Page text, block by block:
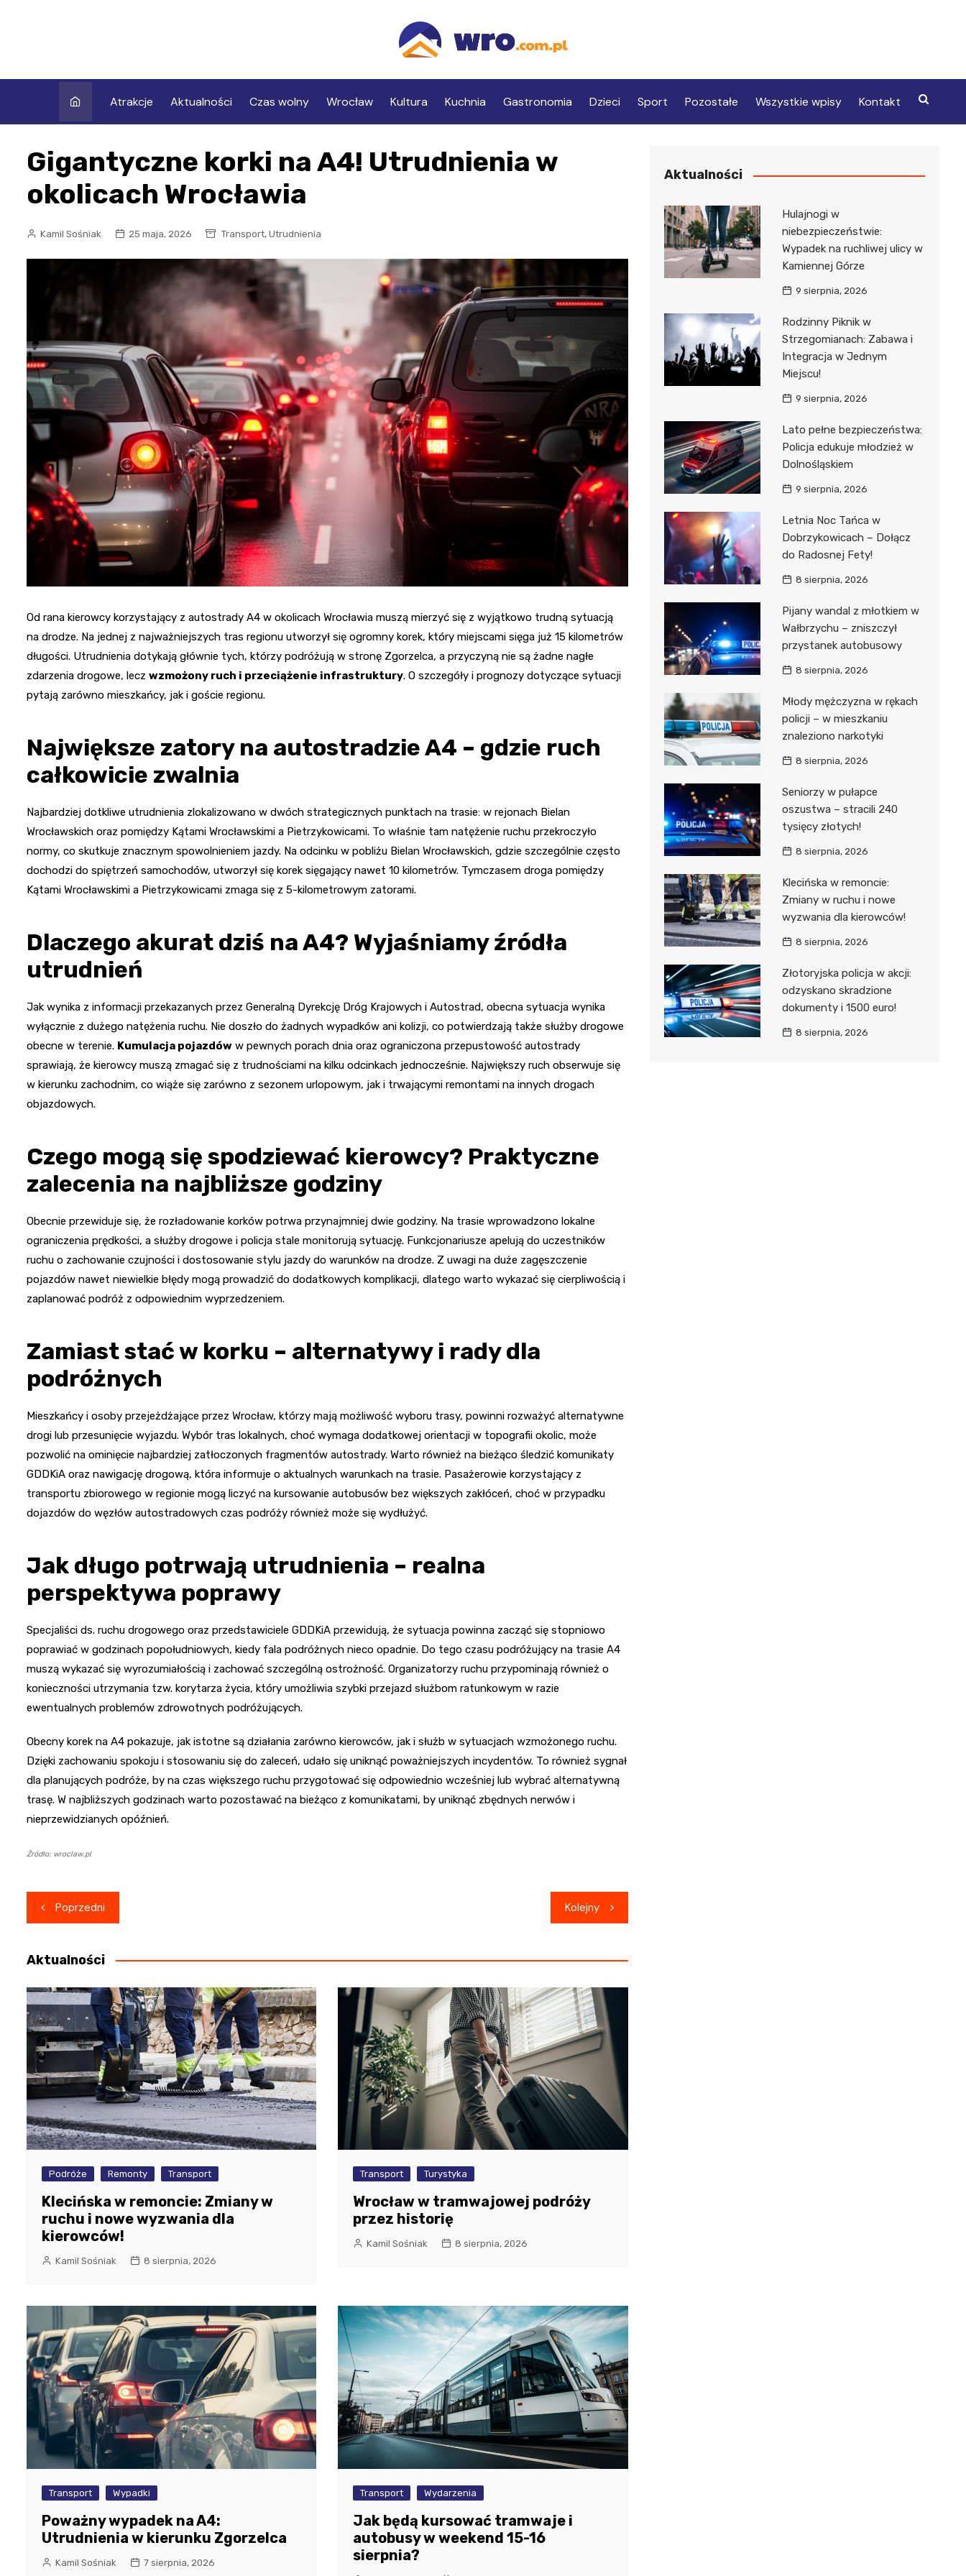
Atrakcje Aktualności Czas wolny Wrocław Kultura Kuchnia Gastronomia Dzieci Sport Pozostałe Wszystkie wpisy Kontakt
Gigantyczne korki na A4! Utrudnienia w
okolicach Wrocławia
Kamil Sośniak 25 maja, 2026 Transport, Utrudnienia
Od rana kierowcy korzystający z autostrady A4 w okolicach Wrocławia muszą mierzyć się z wyjątkowo trudną sytuacją
na drodze. Na jednej z najważniejszych tras regionu utworzył się ogromny korek, który miejscami sięga już 15 kilometrów
długości. Utrudnienia dotykają głównie tych, którzy podróżują w stronę Zgorzelca, a przyczyną nie są żadne nagłe
zdarzenia drogowe, lecz wzmożony ruch i przeciążenie infrastruktury. O szczegóły i prognozy dotyczące sytuacji
pytają zarówno mieszkańcy, jak i goście regionu.
Największe zatory na autostradzie A4 – gdzie ruch
całkowicie zwalnia
Najbardziej dotkliwe utrudnienia zlokalizowano w dwóch strategicznych punktach na trasie: w rejonach Bielan
Wrocławskich oraz pomiędzy Kątami Wrocławskimi a Pietrzykowicami. To właśnie tam natężenie ruchu przekroczyło
normy, co skutkuje znacznym spowolnieniem jazdy. Na odcinku w pobliżu Bielan Wrocławskich, gdzie szczególnie często
dochodzi do spiętrzeń samochodów, utworzył się korek sięgający nawet 10 kilometrów. Tymczasem droga pomiędzy
Kątami Wrocławskimi a Pietrzykowicami zmaga się z 5-kilometrowym zatorami.
Dlaczego akurat dziś na A4? Wyjaśniamy źródła
utrudnień
Jak wynika z informacji przekazanych przez Generalną Dyrekcję Dróg Krajowych i Autostrad, obecna sytuacja wynika
wyłącznie z dużego natężenia ruchu. Nie doszło do żadnych wypadków ani kolizji, co potwierdzają także służby drogowe
obecne w terenie. Kumulacja pojazdów w pewnych porach dnia oraz ograniczona przepustowość autostrady
sprawiają, że kierowcy muszą zmagać się z trudnościami na kilku odcinkach jednocześnie. Największy ruch obserwuje się
w kierunku zachodnim, co wiąże się zarówno z sezonem urlopowym, jak i trwającymi remontami na innych drogach
objazdowych.
Czego mogą się spodziewać kierowcy? Praktyczne
zalecenia na najbliższe godziny
Obecnie przewiduje się, że rozładowanie korków potrwa przynajmniej dwie godziny. Na trasie wprowadzono lokalne
ograniczenia prędkości, a służby drogowe i policja stale monitorują sytuację. Funkcjonariusze apelują do uczestników
ruchu o zachowanie czujności i dostosowanie stylu jazdy do warunków na drodze. Z uwagi na duże zagęszczenie
pojazdów nawet niewielkie błędy mogą prowadzić do dodatkowych komplikacji, dlatego warto wykazać się cierpliwością i
zaplanować podróż z odpowiednim wyprzedzeniem.
Zamiast stać w korku – alternatywy i rady dla
podróżnych
Mieszkańcy i osoby przejeżdżające przez Wrocław, którzy mają możliwość wyboru trasy, powinni rozważyć alternatywne
drogi lub przesunięcie wyjazdu. Wybór tras lokalnych, choć wymaga dodatkowej orientacji w topografii okolic, może
pozwolić na ominięcie najbardziej zatłoczonych fragmentów autostrady. Warto również na bieżąco śledzić komunikaty
GDDKiA oraz nawigację drogową, która informuje o aktualnych warunkach na trasie. Pasażerowie korzystający z
transportu zbiorowego w regionie mogą liczyć na kursowanie autobusów bez większych zakłóceń, choć w przypadku
dojazdów do węzłów autostradowych czas podróży również może się wydłużyć.
Jak długo potrwają utrudnienia – realna
perspektywa poprawy
Specjaliści ds. ruchu drogowego oraz przedstawiciele GDDKiA przewidują, że sytuacja powinna zacząć się stopniowo
poprawiać w godzinach popołudniowych, kiedy fala podróżnych nieco opadnie. Do tego czasu podróżujący na trasie A4
muszą wykazać się wyrozumiałością i zachować szczególną ostrożność. Organizatorzy ruchu przypominają również o
konieczności utrzymania tzw. korytarza życia, który umożliwia szybki przejazd służbom ratunkowym w razie
ewentualnych problemów zdrowotnych podróżujących.
Obecny korek na A4 pokazuje, jak istotne są działania zarówno kierowców, jak i służb w sytuacjach wzmożonego ruchu.
Dzięki zachowaniu spokoju i stosowaniu się do zaleceń, udało się uniknąć poważniejszych incydentów. To również sygnał
dla planujących podróże, by na czas większego ruchu przygotować się odpowiednio wcześniej lub wybrać alternatywną
trasę. W najbliższych godzinach warto pozostawać na bieżąco z komunikatami, by uniknąć zbędnych nerwów i
nieprzewidzianych opóźnień.
Źródło: wroclaw.pl
Nawigacja
wpisu
Poprzedni Kolejny
Aktualności
Podróże Remonty Transport
Klecińska w remoncie: Zmiany w
ruchu i nowe wyzwania dla
kierowców!
Kamil Sośniak 8 sierpnia, 2026
Transport Turystyka
Wrocław w tramwajowej podróży
przez historię
Kamil Sośniak 8 sierpnia, 2026
Transport Wypadki
Poważny wypadek na A4:
Utrudnienia w kierunku Zgorzelca
Kamil Sośniak 7 sierpnia, 2026
Transport Wydarzenia
Jak będą kursować tramwaje i
autobusy w weekend 15-16
sierpnia?
Aktualności
Hulajnogi w
niebezpieczeństwie:
Wypadek na ruchliwej ulicy w
Kamiennej Górze
9 sierpnia, 2026
Rodzinny Piknik w
Strzegomianach: Zabawa i
Integracja w Jednym
Miejscu!
9 sierpnia, 2026
Lato pełne bezpieczeństwa:
Policja edukuje młodzież w
Dolnośląskiem
9 sierpnia, 2026
Letnia Noc Tańca w
Dobrzykowicach – Dołącz
do Radosnej Fety!
8 sierpnia, 2026
Pijany wandal z młotkiem w
Wałbrzychu – zniszczył
przystanek autobusowy
8 sierpnia, 2026
Młody mężczyzna w rękach
policji – w mieszkaniu
znaleziono narkotyki
8 sierpnia, 2026
Seniorzy w pułapce
oszustwa – stracili 240
tysięcy złotych!
8 sierpnia, 2026
Klecińska w remoncie:
Zmiany w ruchu i nowe
wyzwania dla kierowców!
8 sierpnia, 2026
Złotoryjska policja w akcji:
odzyskano skradzione
dokumenty i 1500 euro!
8 sierpnia, 2026